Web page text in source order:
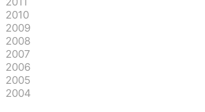
2010
2009
2008
2007
2006
2005
2004